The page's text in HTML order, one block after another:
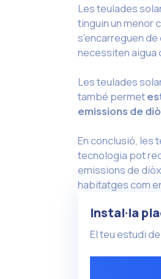
Les teulades
tinguin un menor
s’encarreguen
necessiten aigua
Les teulades
també permet
emissions de
En conclusió, les
tecnologia pot
emissions de
habitatges com
Instal·la
El teu estudi